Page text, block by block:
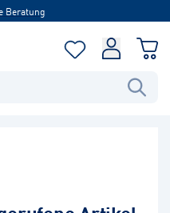
Beratung